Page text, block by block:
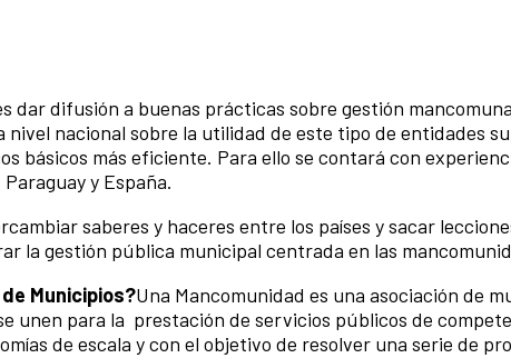
dar difusión a buenas prácticas sobre gestión
nivel nacional sobre la utilidad de este tipo de entidades
básicos más eficiente. Para ello se contará con
y España.
saberes y haceres entre los países y sacar
la gestión pública municipal centrada en las
Municipios?Una Mancomunidad es una asociación de
unen para la prestación de servicios públicos de
de escala y con el objetivo de resolver una serie de